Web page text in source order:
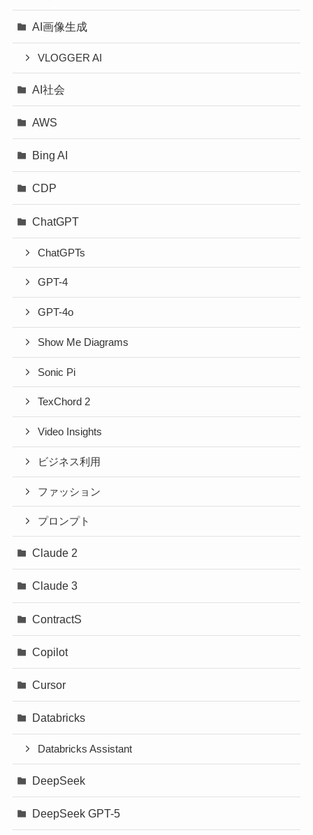
AI画像生成
VLOGGER AI
AI社会
AWS
Bing AI
CDP
ChatGPT
ChatGPTs
GPT-4
GPT-4o
Show Me Diagrams
Sonic Pi
TexChord 2
Video Insights
ビジネス利用
ファッション
プロンプト
Claude 2
Claude 3
ContractS
Copilot
Cursor
Databricks
Databricks Assistant
DeepSeek
DeepSeek GPT-5